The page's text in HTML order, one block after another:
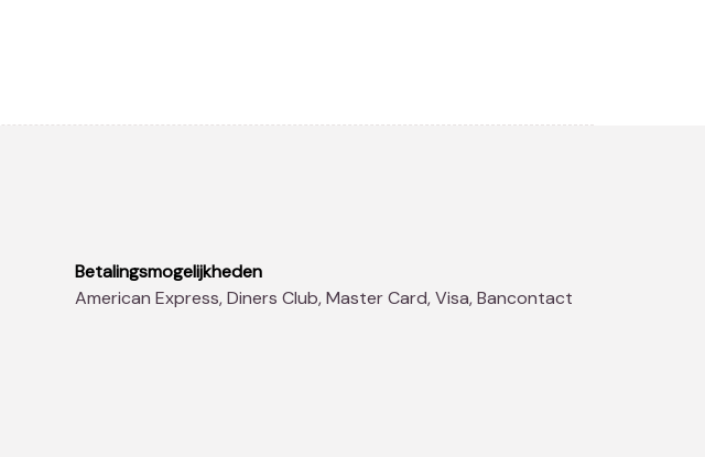
Betalingsmogelijkheden
American Express, Diners Club, Master Card, Visa, Bancontact